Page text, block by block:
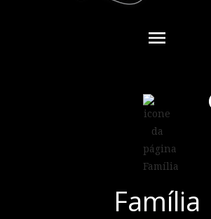
menu
Família